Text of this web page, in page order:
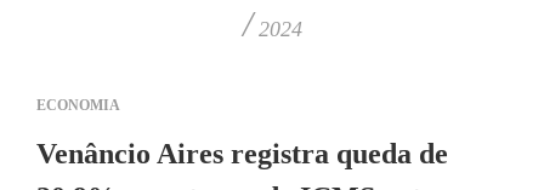
/ 2024
ECONOMIA
Venâncio Aires registra queda de